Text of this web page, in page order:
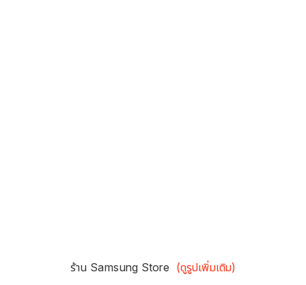
ร้าน Samsung Store (ดูรูปเพิ่มเติม)